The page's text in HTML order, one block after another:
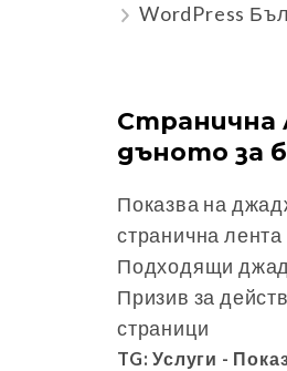
WordPress
Странична
дъното за
Показва на
странична
Подходящи
Призив за
страници
TG: Услуги -